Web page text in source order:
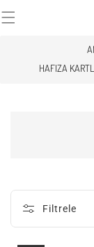
HAFIZA
Filtrele